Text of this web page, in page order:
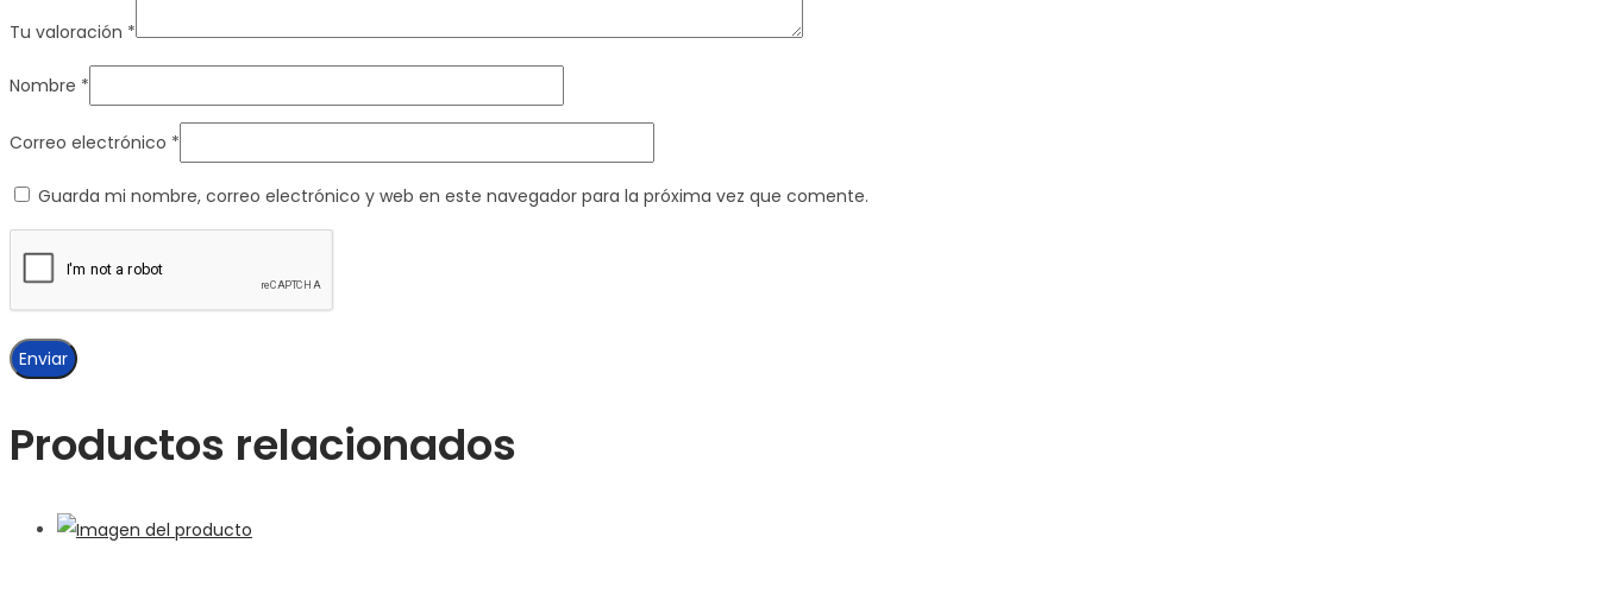
Tu valoración *
Nombre *
Correo electrónico *
Guarda mi nombre, correo electrónico y web en este navegador para la próxima vez que comente.
Productos relacionados